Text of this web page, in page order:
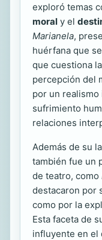
exploró temas
moral y el
Marianela,
huérfana que
que cuestiona
percepción del
por un
sufrimiento
relaciones
Además de su
también fue un
de teatro, como
destacaron por
como por la
Esta faceta de
influyente en el